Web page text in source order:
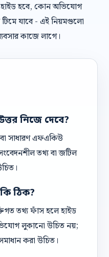
হাইড হবে, কোন অভিযোগ
যাবে - এই নিয়মগুলো
কাজে লাগে।
নিজে দেবে?
সাধারণ এফএকিউ
তথ্য বা জটিল
ঠিক?
তথ্য ফাঁস হলে হাইড
লুকানো উচিত নয়;
করা উচিত।